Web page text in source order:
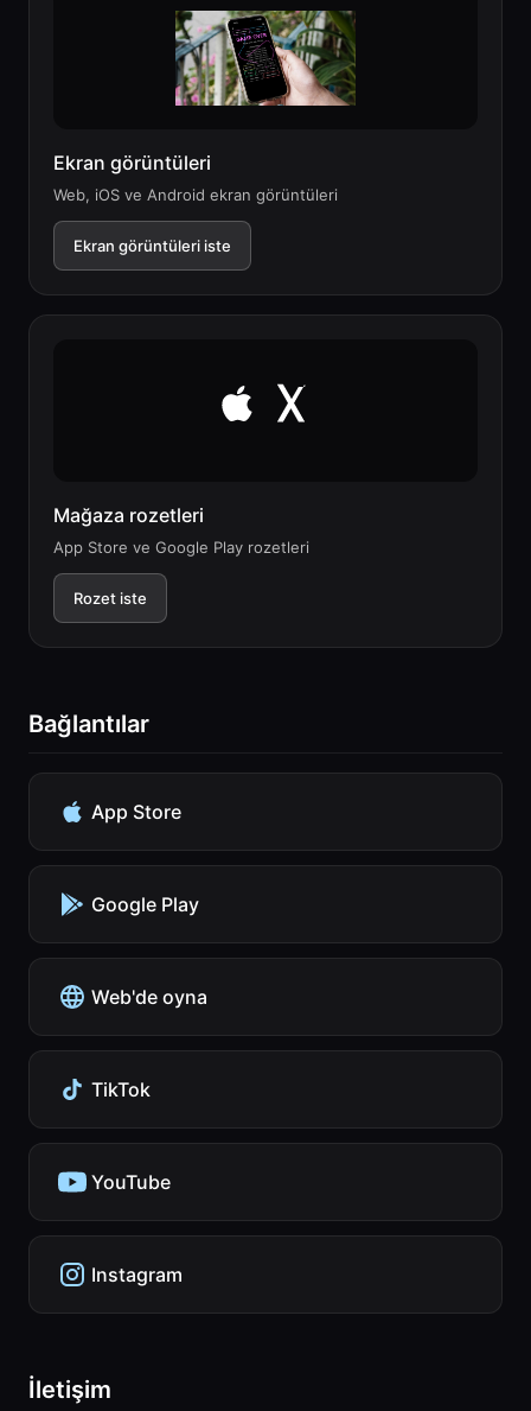
Ekran görüntüleri
Web, iOS ve Android ekran görüntüleri
Ekran görüntüleri iste
Mağaza rozetleri
App Store ve Google Play rozetleri
Rozet iste
Bağlantılar
App Store
Google Play
Web'de oyna
TikTok
YouTube
Instagram
İletişim